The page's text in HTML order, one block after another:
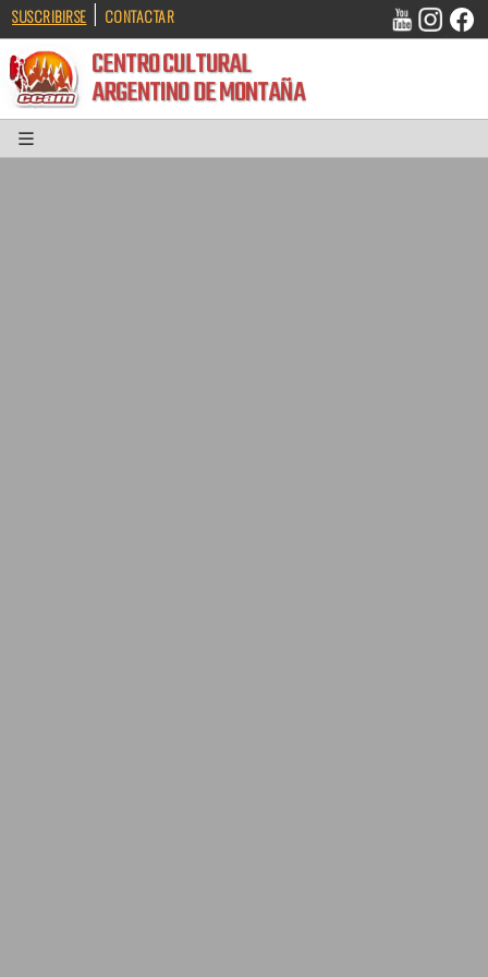
SUSCRIBIRSE | CONTACTAR
CENTRO CULTURAL
ARGENTINO DE MONTAÑA